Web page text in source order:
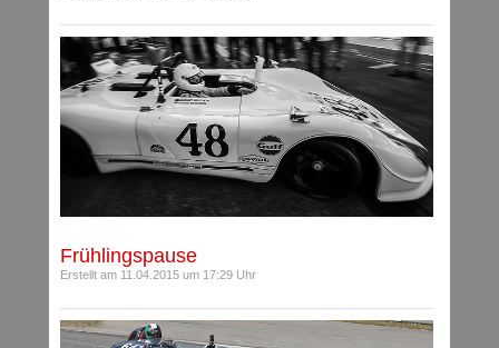
Frühlingspause
Erstellt am 11.04.2015 um 17:29 Uhr